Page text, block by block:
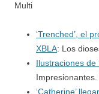
Multi
‘Trenched’, el
XBLA: Los
Ilustraciones de
‘Catherine’